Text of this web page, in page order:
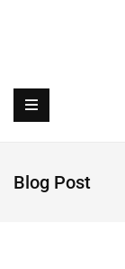
Blog Post